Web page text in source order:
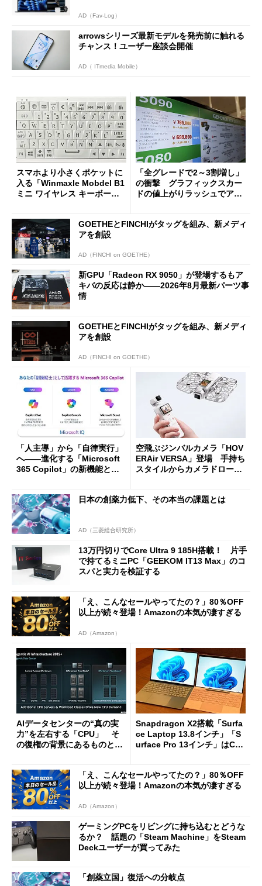
AD（Fav-Log）
arrowsシリーズ最新モデルを発売前に触れる
チャンス！ユーザー座談会開催
AD（ ITmedia Mobile）
スマホより小さくポケットに
入る「Winmaxle Mobdel B1
ミニ ワイヤレス キーボー
「全グレードで2～3割増し」
の衝撃 グラフィックスカー
ドの値上がりラッシュでアキ
GOETHEとFINCHIがタッグを組み、新メディ
アを創設
AD（FINCHI on GOETHE）
新GPU「Radeon RX 9050」が登場するもア
キバの反応は静か――2026年8月最新パーツ事
情
GOETHEとFINCHIがタッグを組み、新メディ
アを創設
AD（FINCHI on GOETHE）
「人主導」から「自律実行」
へ――進化する「Microsoft
365 Copilot」の新機能とエ
空飛ぶジンバルカメラ「HOV
ERAir VERSA」登場 手持ち
スタイルからカメラドローン
日本の創薬力低下、その本当の課題とは
AD（三菱総合研究所）
13万円切りでCore Ultra 9 185H搭載！ 片手
で持てるミニPC「GEEKOM IT13 Max」のコ
スパと実力を検証する
「え、こんなセールやってたの？」80％OFF
以上が続々登場！Amazonの本気が凄すぎる
AD（Amazon）
AIデータセンターの“真の実
力”を左右する「CPU」 そ
の復権の背景にあるものと
Snapdragon X2搭載「Surfa
ce Laptop 13.8インチ」「S
urface Pro 13インチ」はCop
た
「え、こんなセールやってたの？」80％OFF
以上が続々登場！Amazonの本気が凄すぎる
AD（Amazon）
ゲーミングPCをリビングに持ち込むとどうな
るか？ 話題の「Steam Machine」をSteam
Deckユーザーが買ってみた
「創薬立国」復活への分岐点